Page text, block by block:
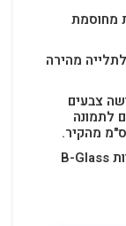
מחוסמת
הכולל 4-6 חורים לתלייה מהירה
צבעים
לתמונה
אז למה אתם מחכים? מהרו להזמין וצוות B-Glass